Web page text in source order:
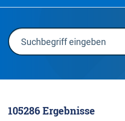
105286Ergebnisse